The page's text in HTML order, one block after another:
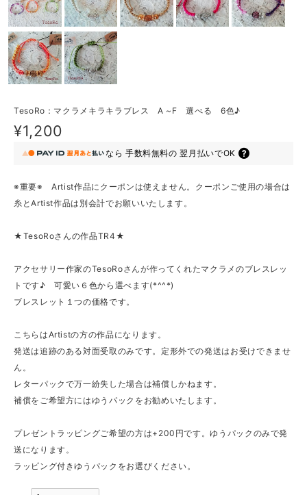
TesoRo：マクラメキラキラブレス A ~F 選べる 6色♪
¥1,200
なら 手数料無料の 翌月払いでOK
※重要※ Artist作品にクーポンは使えません。クーポンご使用の場合は
糸とArtist作品は別会計でお願いいたします。
★TesoRoさんの作品TR4★
アクセサリー作家のTesoRoさんが作ってくれたマクラメのブレスレッ
トです♪ 可愛い６色から選べます(*^^*)
ブレスレット１つの価格です。
こちらはArtistの方の作品になります。
発送は追跡のある対面受取のみです。定形外での発送はお受けできませ
ん。
レターパックで万一紛失した場合は補償しかねます。
補償をご希望方にはゆうパックをお勧めいたします。
プレゼントラッピングご希望の方は+200円です。ゆうパックのみで発
送になります。
ラッピング付きゆうパックをお選びください。